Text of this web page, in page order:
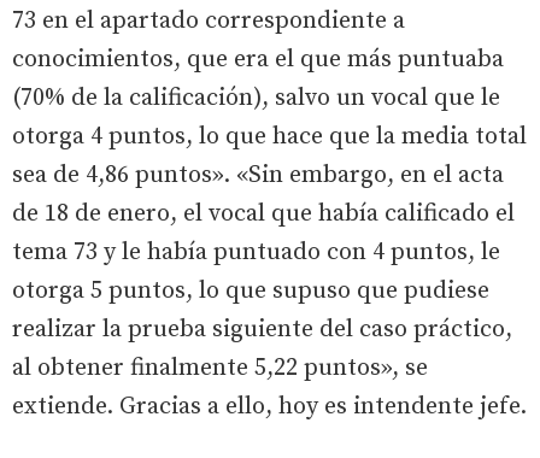
73 en el apartado correspondiente a
conocimientos, que era el que más puntuaba
(70% de la calificación), salvo un vocal que le
otorga 4 puntos, lo que hace que la media total
sea de 4,86 puntos». «Sin embargo, en el acta
de 18 de enero, el vocal que había calificado el
tema 73 y le había puntuado con 4 puntos, le
otorga 5 puntos, lo que supuso que pudiese
realizar la prueba siguiente del caso práctico,
al obtener finalmente 5,22 puntos», se
extiende. Gracias a ello, hoy es intendente jefe.